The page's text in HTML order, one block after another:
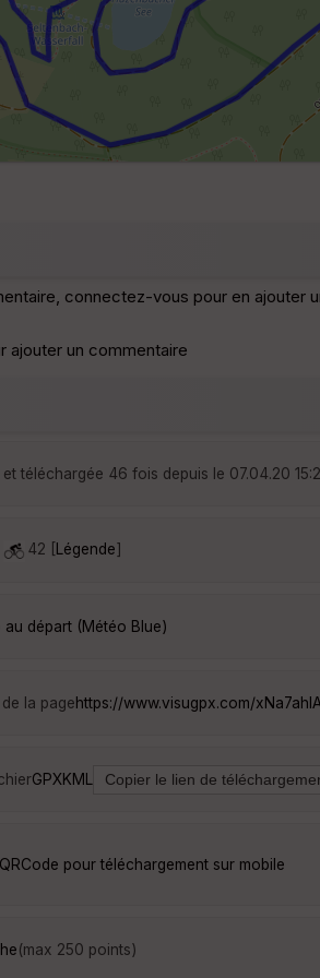
connectez-vous pour en ajouter
ajouter un commentaire
téléchargée 46 fois depuis le 07.04.20
42 [ Légende]
départ (Météo Blue)
la pagehttps://www.visugpx.com/
GPXKML
pour téléchargement sur mobile
(max 250 points)